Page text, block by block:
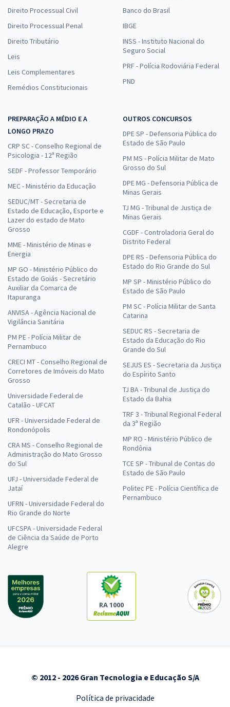
Direito Processual Civil
Direito Processual Penal
Direito Tributário
Leis
Leis Complementares
Remédios Constitucionais
Banco do Brasil
IBGE
INSS - Instituto Nacional do
Seguro Social
PRF - Polícia Rodoviária Federal
PND
PREPARAÇÃO A MÉDIO E A
LONGO PRAZO
CRP SC - Conselho Regional de
Psicologia - 12ª Região
SEDF - Professor Temporário
MEC - Ministério da Educação
SEDUC/MT - Secretaria de
Estado de Educação, Esporte e
Lazer do estado de Mato
Grosso
MME - Ministério de Minas e
Energia
MP GO - Ministério Público do
Estado de Goiás - Secretário
Auxiliar da Comarca de
Itapuranga
ANVISA - Agência Nacional de
Vigilância Sanitária
PM PE - Polícia Militar de
Pernambuco
CRECI MT - Conselho Regional de
Corretores de Imóveis do Mato
Grosso
Universidade Federal de
Catalão - UFCAT
UFR - Universidade Federal de
Rondonópolis
CRA MS - Conselho Regional de
Administração do Mato Grosso
do Sul
UFJ - Universidade Federal de
Jataí
UFRN - Universidade Federal do
Rio Grande do Norte
UFCSPA - Universidade Federal
de Ciência da Saúde de Porto
Alegre
OUTROS CONCURSOS
DPE SP - Defensoria Pública do
Estado de São Paulo
PM MS - Polícia Militar de Mato
Grosso do Sul
DPE MG - Defensoria Pública de
Minas Gerais
TJ MG - Tribunal de Justiça de
Minas Gerais
CGDF - Controladoria Geral do
Distrito Federal
DPE RS - Defensoria Pública do
Estado do Rio Grande do Sul
MP SP - Ministério Público do
Estado de São Paulo
PM SC - Polícia Militar de Santa
Catarina
SEDUC RS - Secretaria de
Estado da Educação do Rio
Grande do Sul
SEJUS ES - Secretaria da Justiça
do Espírito Santo
TJ BA - Tribunal de Justiça do
Estado da Bahia
TRF 3 - Tribunal Regional Federal
da 3ª Região
MP RO - Ministério Público de
Rondônia
TCE SP - Tribunal de Contas do
Estado de São Paulo
Politec PE - Polícia Científica de
Pernambuco
RA 1000
© 2012 - 2026 Gran Tecnologia e Educação S/A
Política de privacidade